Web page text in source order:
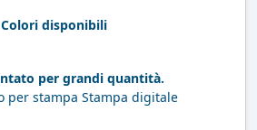
Colori disponibili
per grandi quantità.
per stampa Stampa digitale